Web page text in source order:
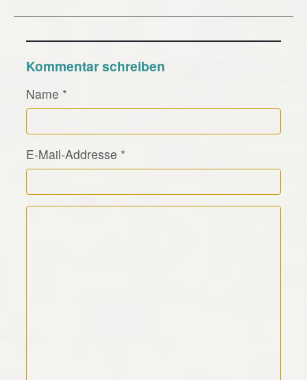
Kommentar schreiben
Name *
E-Mail-Addresse *
Kommentar Text